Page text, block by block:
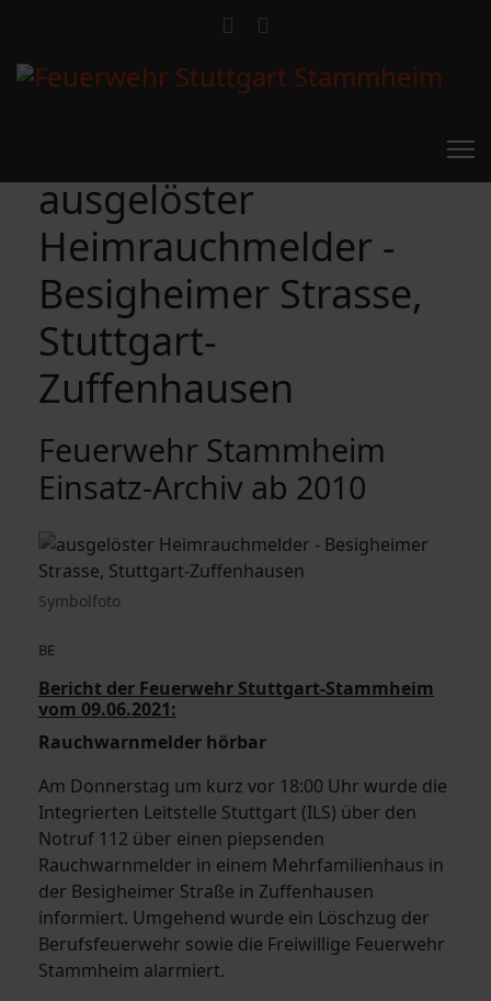
Feuerwehr Stammheim
Einsatz-Archiv ab 2010
Symbolfoto
ausgelöster
Heimrauchmelder -
Besigheimer Strasse,
Stuttgart-
Zuffenhausen
BE
Bericht der Feuerwehr Stuttgart-Stammheim
vom 09.06.2021:
Rauchwarnmelder hörbar
Am Donnerstag um kurz vor 18:00 Uhr wurde die
Integrierten Leitstelle Stuttgart (ILS) über den
Notruf 112 über einen piepsenden
Rauchwarnmelder in einem Mehrfamilienhaus in
der Besigheimer Straße in Zuffenhausen
informiert. Umgehend wurde ein Löschzug der
Berufsfeuerwehr sowie die Freiwillige Feuerwehr
Stammheim alarmiert.